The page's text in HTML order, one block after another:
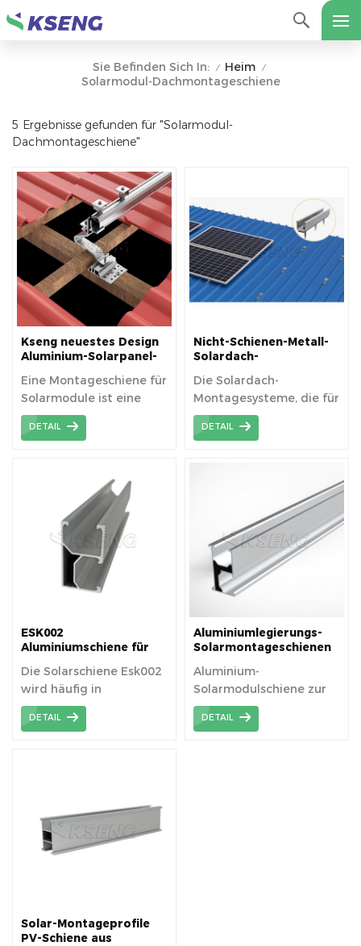
Sie Befinden Sich In: / Heim /
Solarmodul-Dachmontageschiene
5 Ergebnisse gefunden für "Solarmodul-
Dachmontageschiene"
Kseng neuestes Design
Aluminium-Solarpanel-
Eine Montageschiene für
Solarmodule ist eine
vielseitige und robuste
Stützstruktur, die die
Solarmodulen zur
Maximierung der
Energieausbeute
erleichtert.
DETAIL
Nicht-Schienen-Metall-
Solardach-
Die Solardach-
Montagesysteme, die für
Trapezblechdächer
konzipierte Mini -
DETAIL
ESK002
Aluminiumschiene für
Solarmodulen
Die Solarschiene Esk002
wird häufig in
Solarmontagesystemen
für Ziegeldächer
DETAIL
Aluminiumlegierungs-
Solarmontageschienen
Aluminium-
Solarmodulschiene zur
Montage von
Solarmodulen.
DETAIL
Solar-Montageprofile
PV-Schiene aus